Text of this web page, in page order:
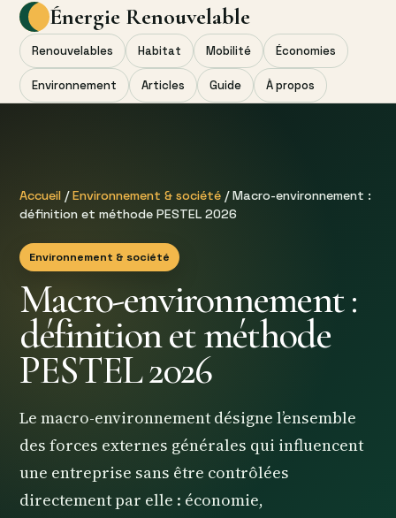
Énergie Renouvelable
Renouvelables Habitat Mobilité Économies
Environnement Articles Guide À propos
Accueil /Environnement & société / Macro-environnement :
définition et méthode PESTEL 2026
Environnement & société
Macro-environnement :
définition et méthode
PESTEL 2026
Le macro-environnement désigne l’ensemble
des forces externes générales qui influencent
une entreprise sans être contrôlées
directement par elle : économie,